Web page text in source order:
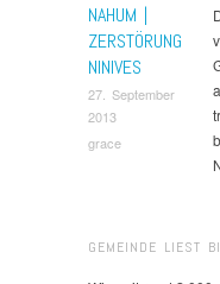
NAHUM |
ZERSTÖRUNG
NINIVES
27. September
2013
grace
GEMEINDE LIEST